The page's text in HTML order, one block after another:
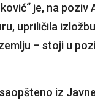
je, na poziv
upriličila
– stoji u
iz